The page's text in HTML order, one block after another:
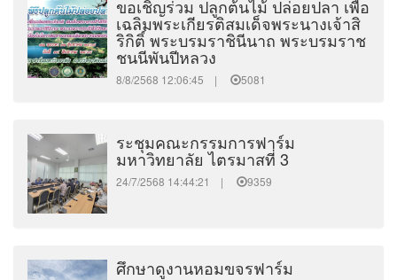
ขอเชิญร่วม ปลูกต้นไม้ ปล่อยปลา เพื่อ
เฉลิมพระเกียรติสมเด็จพระนางเจ้าสิ
ริกิติ์ พระบรมราชินีนาถ พระบรมราช
ชนนีพันปีหลวง
8/8/2568 12:06:45 | 5081
ระชุมคณะกรรมการฟาร์ม
มหาวิทยาลัย ไตรมาสที่ 3
24/7/2568 14:44:21 | 9359
ศึกษาดูงานหอมขจรฟาร์ม